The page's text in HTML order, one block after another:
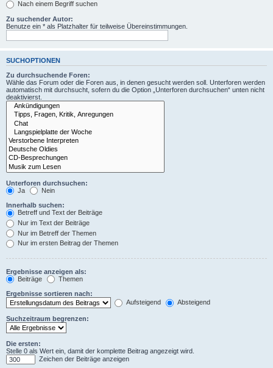
Nach einem Begriff suchen
Zu suchender Autor:
Benutze ein * als Platzhalter für teilweise Übereinstimmungen.
SUCHOPTIONEN
Zu durchsuchende Foren:
Wähle das Forum oder die Foren aus, in denen gesucht werden soll. Unterforen werden
automatisch mit durchsucht, sofern du die Option „Unterforen durchsuchen“ unten nicht
deaktivierst.
Unterforen durchsuchen:
Ja
Nein
Innerhalb suchen:
Betreff und Text der Beiträge
Nur im Text der Beiträge
Nur im Betreff der Themen
Nur im ersten Beitrag der Themen
Ergebnisse anzeigen als:
Beiträge
Themen
Ergebnisse sortieren nach:
Aufsteigend
Absteigend
Suchzeitraum begrenzen:
Die ersten:
Stelle 0 als Wert ein, damit der komplette Beitrag angezeigt wird.
Zeichen der Beiträge anzeigen